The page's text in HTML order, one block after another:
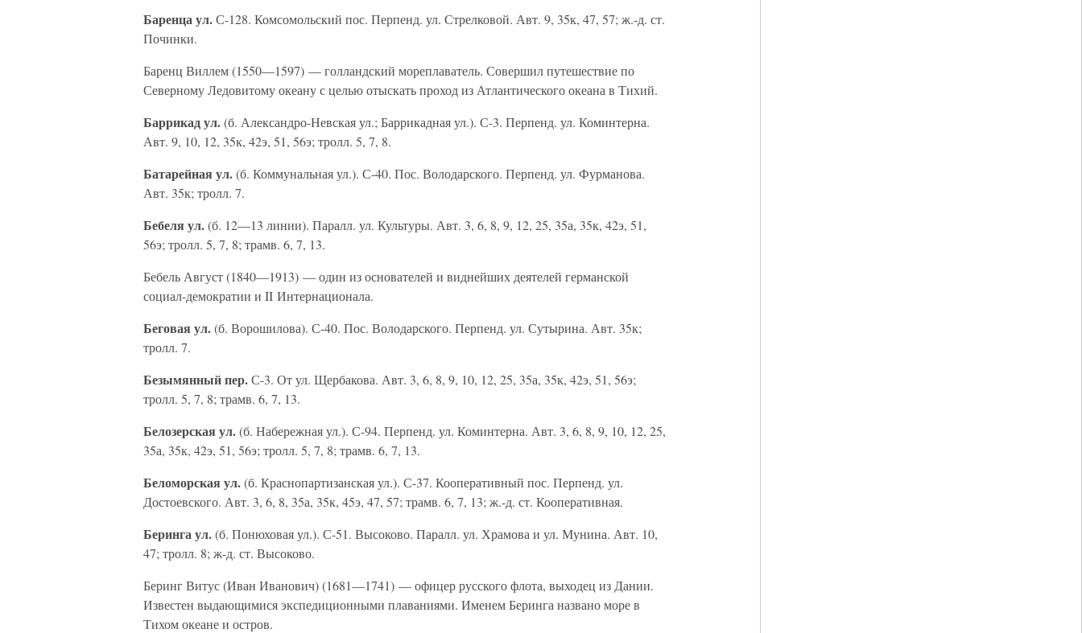
Баренца ул.С-128. Комсомольский пос. Перпенд. ул. Стрелковой. Авт. 9, 35к, 47, 57; ж.-д. ст.
Починки.
Баренц Виллем (1550—1597) — голландский мореплаватель. Совершил путешествие по
Северному Ледовитому океану с целью отыскать проход из Атлантического океана в Тихий.
Баррикад ул.(б. Александро-Невская ул.; Баррикадная ул.). С-3. Перпенд. ул. Коминтерна.
Авт. 9, 10, 12, 35к, 42э, 51, 56э; тролл. 5, 7, 8.
Батарейная ул.(б. Коммунальная ул.). С-40. Пос. Володарского. Перпенд. ул. Фурманова.
Авт. 35к; тролл. 7.
Бебеля ул.(б. 12—13 линии). Паралл. ул. Культуры. Авт. 3, 6, 8, 9, 12, 25, 35а, 35к, 42э, 51,
56э; тролл. 5, 7, 8; трамв. 6, 7, 13.
Бебель Август (1840—1913) — один из основателей и виднейших деятелей германской
социал-демократии и II Интернационала.
Беговая ул.(б. Ворошилова). С-40. Пос. Володарского. Перпенд. ул. Сутырина. Авт. 35к;
тролл. 7.
Безымянный пер.С-3. От ул. Щербакова. Авт. 3, 6, 8, 9, 10, 12, 25, 35а, 35к, 42э, 51, 56э;
тролл. 5, 7, 8; трамв. 6, 7, 13.
Белозерская ул.(б. Набережная ул.). С-94. Перпенд. ул. Коминтерна. Авт. 3, 6, 8, 9, 10, 12, 25,
35а, 35к, 42э, 51, 56э; тролл. 5, 7, 8; трамв. 6, 7, 13.
Беломорская ул.(б. Краснопартизанская ул.). С-37. Кооперативный пос. Перпенд. ул.
Достоевского. Авт. 3, 6, 8, 35а, 35к, 45э, 47, 57; трамв. 6, 7, 13; ж.-д. ст. Кооперативная.
Беринга ул.(б. Понюховая ул.). С-51. Высоково. Паралл. ул. Храмова и ул. Мунина. Авт. 10,
47; тролл. 8; ж-д. ст. Высоково.
Беринг Витус (Иван Иванович) (1681—1741) — офицер русского флота, выходец из Дании.
Известен выдающимися экспедиционными плаваниями. Именем Беринга названо море в
Тихом океане и остров.